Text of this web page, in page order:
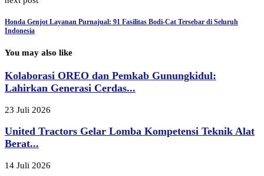
Honda Genjot Layanan Purnajual: 91 Fasilitas Bodi-Cat Tersebar di Seluruh
Indonesia
You may also like
Kolaborasi OREO dan Pemkab Gunungkidul:
Lahirkan Generasi Cerdas...
23 Juli 2026
United Tractors Gelar Lomba Kompetensi Teknik Alat
Berat...
14 Juli 2026